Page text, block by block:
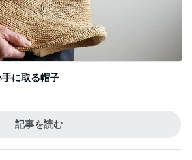
に取る帽子
記事を読む